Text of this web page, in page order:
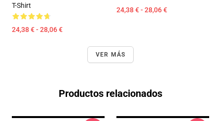
T-Shirt
24,38 € - 28,06 €
24,38 € - 28,06 €
VER MÁS
Productos relacionados